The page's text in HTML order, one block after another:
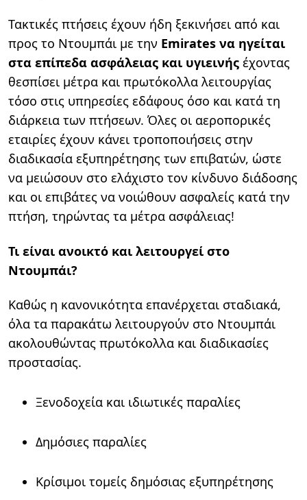
Τακτικές πτήσεις έχουν ήδη ξεκινήσει από και
προς το Ντουμπάι με την Emirates να ηγείται
στα επίπεδα ασφάλειας και υγιεινής έχοντας
θεσπίσει μέτρα και πρωτόκολλα λειτουργίας
τόσο στις υπηρεσίες εδάφους όσο και κατά τη
διάρκεια των πτήσεων. Όλες οι αεροπορικές
εταιρίες έχουν κάνει τροποποιήσεις στην
διαδικασία εξυπηρέτησης των επιβατών, ώστε
να μειώσουν στο ελάχιστο τον κίνδυνο διάδοσης
και οι επιβάτες να νοιώθουν ασφαλείς κατά την
πτήση, τηρώντας τα μέτρα ασφάλειας!
Τι είναι ανοικτό και λειτουργεί στο
Ντουμπάι?
Καθώς η κανονικότητα επανέρχεται σταδιακά,
όλα τα παρακάτω λειτουργούν στο Ντουμπάι
ακολουθώντας πρωτόκολλα και διαδικασίες
προστασίας.
Ξενοδοχεία και ιδιωτικές παραλίες
Δημόσιες παραλίες
Κρίσιμοι τομείς δημόσιας εξυπηρέτησης